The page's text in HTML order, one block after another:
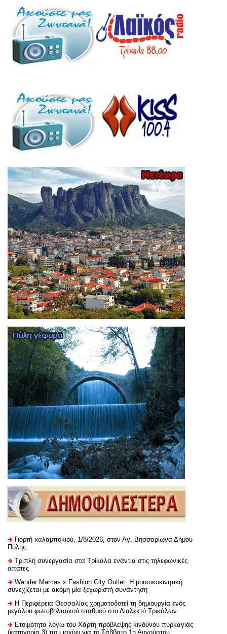
Γιορτή καλαμποκιού, 1/8/2026, στον Αγ. Βησσαρίωνα Δήμου
Πύλης
Τριπλή συνεργασία στα Τρίκαλα ενάντια στις τηλεφωνικές
απάτες
Wander Mamas x Fashion City Outlet: Η μουσικοκινητική
συνεχίζεται με ακόμη μία ξεχωριστή συνάντηση
H Περιφέρεια Θεσσαλίας χρηματοδοτεί τη δημιουργία ενός
μεγάλου φωτοβολταϊκού σταθμού στο Διαλεκτό Τρικάλων
Ετοιμότητα λόγω του Χάρτη πρόβλεψης κινδύνου πυρκαγιάς
(κατηγορία 3) που ισχύει για το Σάββατο 1η Αυγούστου